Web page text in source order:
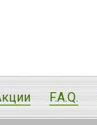
F.A.Q.